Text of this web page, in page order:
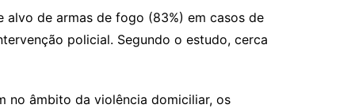
alvo de armas de fogo (83%) em casos de
policial. Segundo o estudo, cerca
no âmbito da violência domiciliar, os